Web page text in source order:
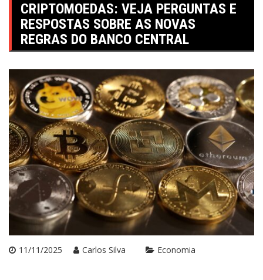
CRIPTOMOEDAS: VEJA PERGUNTAS E
RESPOSTAS SOBRE AS NOVAS
REGRAS DO BANCO CENTRAL
11/11/2025 Carlos Silva Economia